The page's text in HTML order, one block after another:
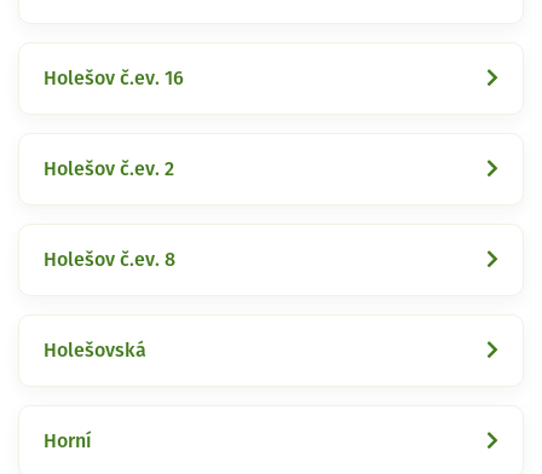
Holešov č.ev. 16
Holešov č.ev. 2
Holešov č.ev. 8
Holešovská
Horní